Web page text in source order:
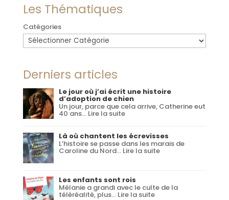
Les Thématiques
Catégories
Derniers articles
Le jour où j’ai écrit une histoire
d’adoption de chien
Un jour, parce que cela arrive, Catherine eut
40 ans… Lire la suite:
où
j’ai
écrit
une
de
chien
Là où chantent les écrevisses
L’histoire se passe dans les marais de
Caroline du Nord… Lire la suite:
écrevisses
Les enfants sont rois
Mélanie a grandi avec le culte de la
téléréalité, plus… Lire la suite: